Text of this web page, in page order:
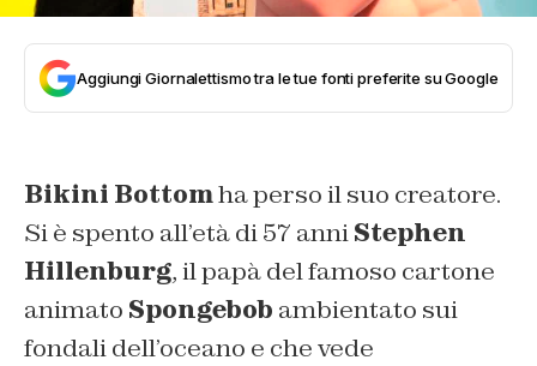
Aggiungi Giornalettismo tra le tue fonti preferite su Google
Bikini Bottomha perso il suo creatore.
Si è spento all’età di 57 anniStephen
Hillenburg, il papà del famoso cartone
animato Spongebob ambientato sui
fondali dell’oceano e che vede